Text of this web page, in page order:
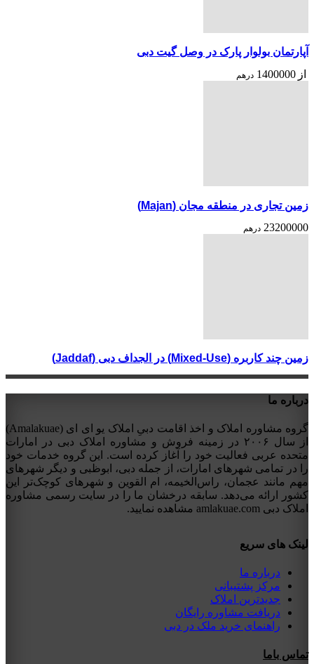
آپارتمان بولوار پارک در وصل گیت دبی
از 1400000 درهم
زمین تجاری در منطقه مجان (Majan)
23200000 درهم
زمین چند کاربره (Mixed-Use) در الجداف دبی (Jaddaf)
درباره ما
گروه مشاوره املاک و اخذ اقامت دبیِ املاک یو ای ای (Amalakuae)
از سال ۲۰۰۶ در زمینه فروش و مشاوره املاک دبی در امارات
متحده عربی فعالیت خود را آغاز کرده است. این گروه خدمات خود
را در تمامی شهرهای امارات، از جمله دبی، ابوظبی و دیگر شهرهای
مهم مانند عجمان، راس‌الخیمه، ام القوین و شهرهای کوچک‌تر این
کشور ارائه می‌دهد. سابقه درخشان ما را در سایت رسمی مشاوره
املاک دبی amlakuae.com مشاهده نمایید.
لینک های سریع
درباره ما
مرکز پشتیبانی
جدیدترین املاک
دریافت مشاوره رایگان
راهنمای خرید ملک در دبی
تماس باما